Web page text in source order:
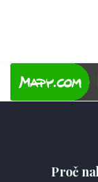
Proč